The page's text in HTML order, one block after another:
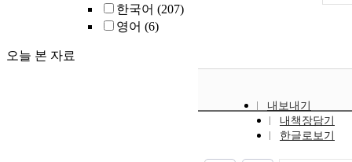
한국어 (207)
영어 (6)
오늘 본 자료
내보내기
내책장담기
한글로보기